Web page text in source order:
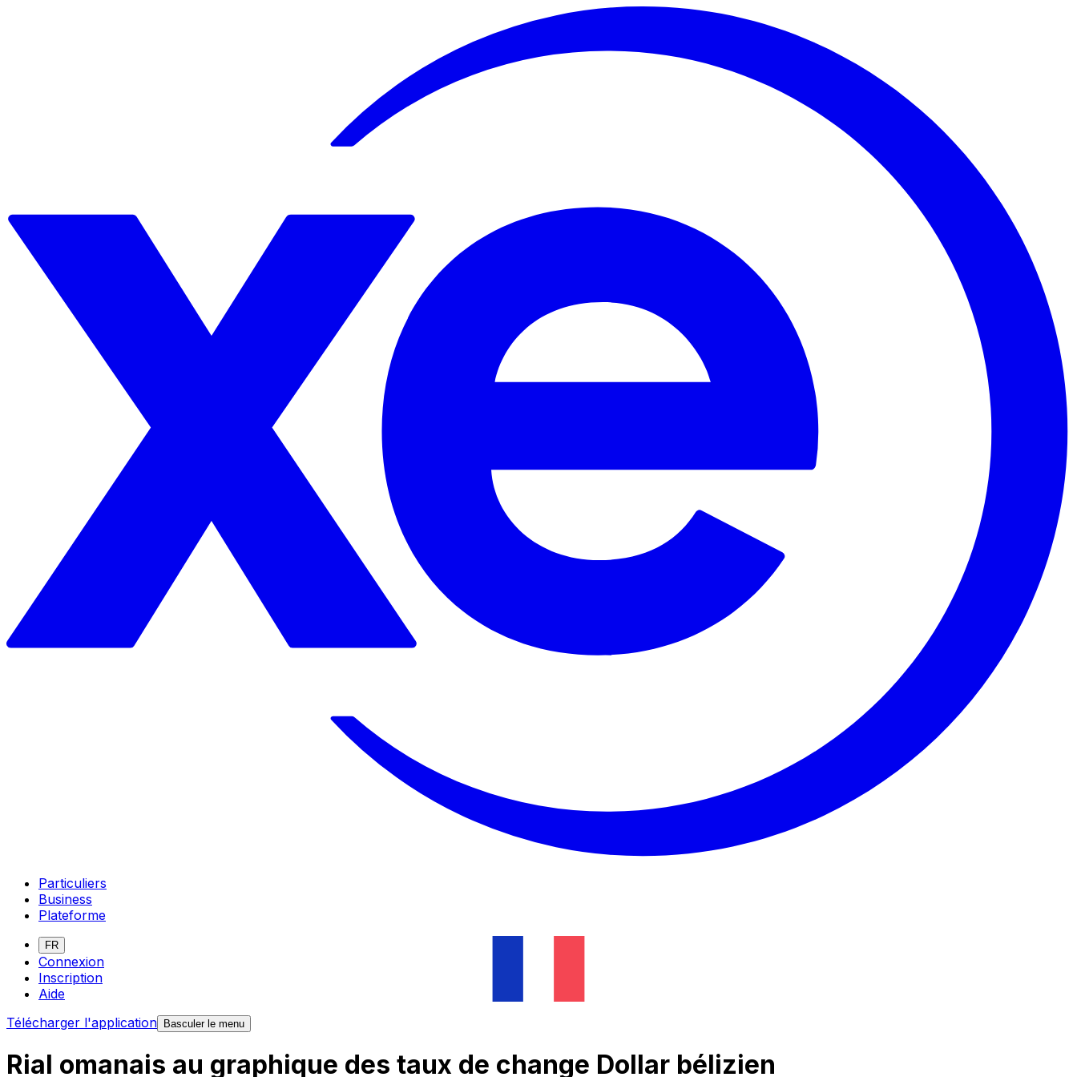
Particuliers
Business
Plateforme
FR
Connexion
Inscription
Aide
Télécharger l'application Basculer le menu
Rial omanais au graphique des taux de change Dollar bélizien